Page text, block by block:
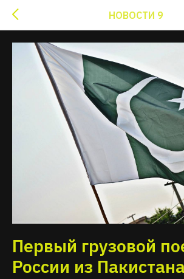
НОВОСТИ 9
Первый грузовой
России из Пакистана